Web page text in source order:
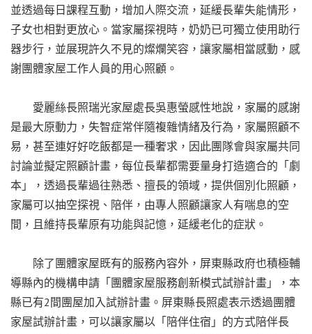
並透過每日課程互動，增加人際交流，延緩長輩失能情形，
子女也相對更放心。當家屬探視時，奶奶已可獨立使用助行
器步行，並展現許久不見的燦爛笑容，讓家屬相當感動，感
謝團體家屋工作人員的用心照顧。
愛麗絲長照瑞光家屋處長吳惠螢感性地說，家屬的感謝
是最大原動力，失智症常伴隨複雜情緒及行為，家屬照顧不
易，甚至連好好吃飯都是一種奢求，因此團隊會與家屬共同
討論並擬定照顧計畫，每位長輩都需要量身打造適合的「劇
本」，透過長輩過往熟悉、擅長的領域，提供個別化照顧，
家屬可以抽空探視、陪伴，由專人照顧讓家人有喘息的空
間，且維持長輩原有功能與記憶，延緩老化的症狀。
除了團體家屋既有的服務內容外，屏東縣政府也積極輔
導縣內的機構申請「團體家屋服務創新模式試辦計畫」，本
縣已有2間團屋加入試辦計畫。屏東縣長照處表示透過團體
家屋試辦計畫，可以讓家屬以「陪伴住宿」的方式陪伴長